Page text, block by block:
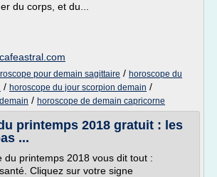
du corps, et du...
pour demain sagittaire / horoscope du
/ horoscope du jour scorpion demain /
/ horoscope de demain capricorne
printemps 2018 gratuit : les
...
du printemps 2018 vous dit tout :
Cliquez sur votre signe